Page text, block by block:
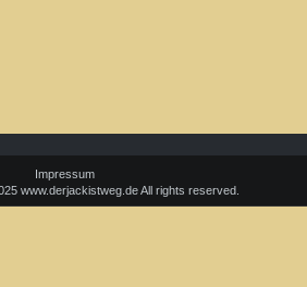
Impressum
www.derjackistweg.de All rights reserved.